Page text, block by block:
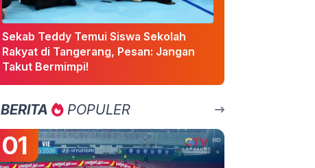
Sekab Teddy Temui Siswa Sekolah
Rakyat di Tangerang, Pesan: Jangan
Takut Bermimpi!
BERITA POPULER
01